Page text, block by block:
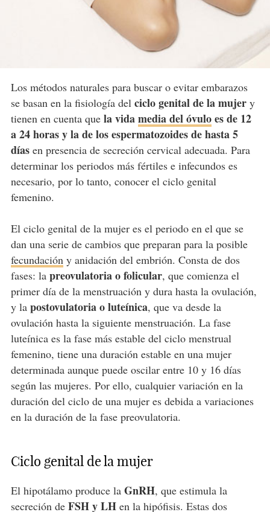
Los métodos naturales para buscar o evitar embarazos
se basan en la fisiología del ciclo genital de la mujery
tienen en cuenta que la vidamedia del óvuloes de 12
a 24 horas y la de los espermatozoides de hasta 5
díasen presencia de secreción cervical adecuada. Para
determinar los periodos más fértiles e infecundos es
necesario, por lo tanto, conocer el ciclo genital
femenino.
El ciclo genital de la mujer es el periodo en el que se
dan una serie de cambios que preparan para la posible
fecundación y anidación del embrión. Consta de dos
fases: la preovulatoria o folicular, que comienza el
primer día de la menstruación y dura hasta la ovulación,
y la postovulatoria o luteínica, que va desde la
ovulación hasta la siguiente menstruación. La fase
luteínica es la fase más estable del ciclo menstrual
femenino, tiene una duración estable en una mujer
determinada aunque puede oscilar entre 10 y 16 días
según las mujeres. Por ello, cualquier variación en la
duración del ciclo de una mujer es debida a variaciones
en la duración de la fase preovulatoria.
Ciclo genital de la mujer
El hipotálamo produce la GnRH, que estimula la
secreción de FSH y LHen la hipófisis. Estas dos